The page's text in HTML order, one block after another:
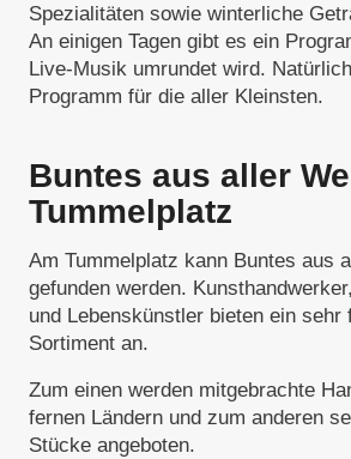
Spezialitäten sowie winterliche
An einigen Tagen gibt es ein
Live-Musik umrundet wird.
Programm für die aller Kleinsten.
Buntes aus aller
Tummelplatz
Am Tummelplatz kann Buntes aus
gefunden werden.
und Lebenskünstler bieten ein sehr
Sortiment an.
Zum einen werden mitgebrachte
fernen Ländern und zum anderen
Stücke angeboten.